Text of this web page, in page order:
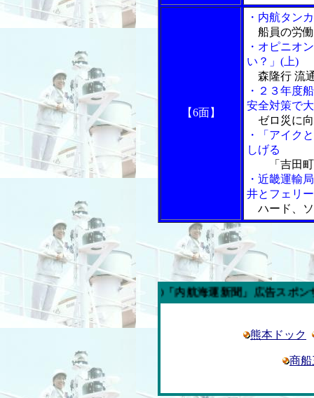
【6面】
・内航タン
船員の労働
・オピニオ
い？」(上)
森隆行 流
・２３年度
安全対策で
ゼロ災に向
・「アイク
しげる
「吉田町
・近畿運輸
井とフェリ
ハード、ソ
今週の「内航海運新聞」広告スポンサー企業
熊本ドック
商